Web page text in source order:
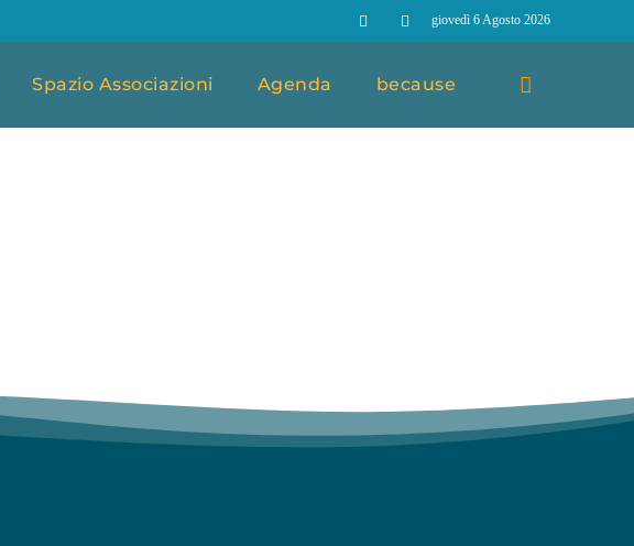
giovedì 6 Agosto 2026
Spazio Associazioni Agenda because